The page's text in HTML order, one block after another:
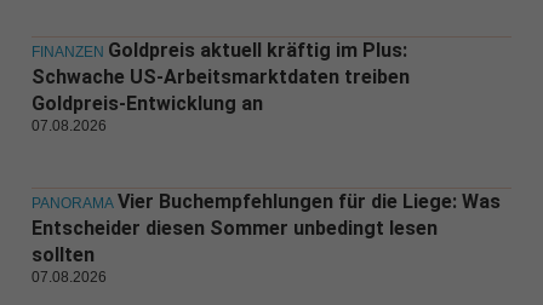
FINANZEN Goldpreis aktuell kräftig im Plus:
Schwache US-Arbeitsmarktdaten treiben
Goldpreis-Entwicklung an
07.08.2026
PANORAMA Vier Buchempfehlungen für die Liege: Was
Entscheider diesen Sommer unbedingt lesen
sollten
07.08.2026